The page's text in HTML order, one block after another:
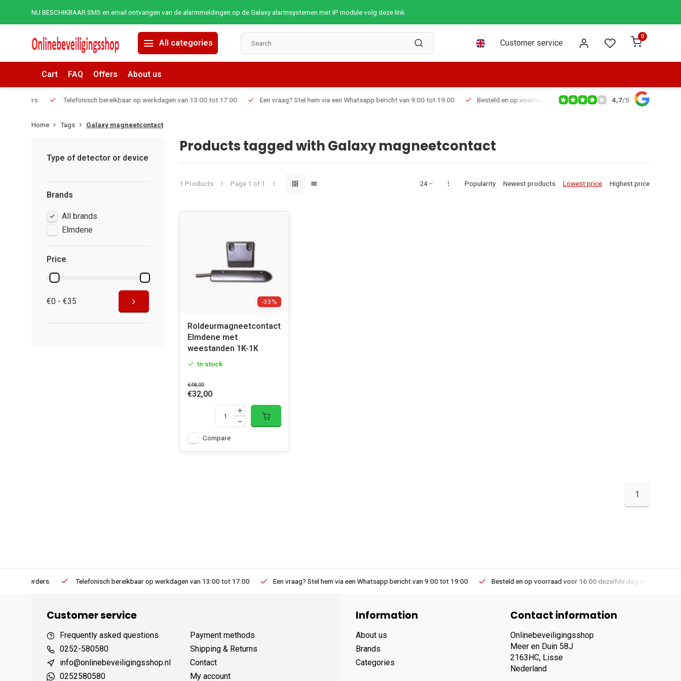
NU BESCHIKBAAR SMS en email ontvangen van de alarmmeldingen op de Galaxy alarmsystemen met IP module volg deze link
All categories Customer service
0
Cart FAQ Offers About us
Telefonisch bereikbaar op werkdagen van 13:00 tot 17:00 Een vraag? Stel hem via een Whatsapp bericht van 9:00 tot 19:00 Besteld en op voorraad voor 16:00 dezelfde dag verzonden via PostNL
4,7/5
Home Tags Galaxy magneetcontact
Type of detector or device
Brands
All brands
Elmdene
Price
€0 - €35
Products tagged with Galaxy magneetcontact
1 Products Page 1 of 1 Popularity Newest products Lowest price Highest price
-33%
Roldeurmagneetcontact
Elmdene met
weestanden 1K-1K
In stock
€48,00
€32,00
Compare
1
Telefonisch bereikbaar op werkdagen van 13:00 tot 17:00 Een vraag? Stel hem via een Whatsapp bericht van 9:00 tot 19:00 Besteld en op voorraad voor 16:00 dezelfde dag verzonden via PostNL
Customer service
Frequently asked questions
0252-580580
info@onlinebeveiligingsshop.nl
0252580580
Payment methods
Shipping & Returns
Contact
My account
Information
About us
Brands
Categories
Contact information
Onlinebeveiligingsshop
Meer en Duin 58J
2163HC, Lisse
Nederland